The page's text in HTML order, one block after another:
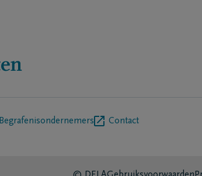
Begrafenisondernemers Contact